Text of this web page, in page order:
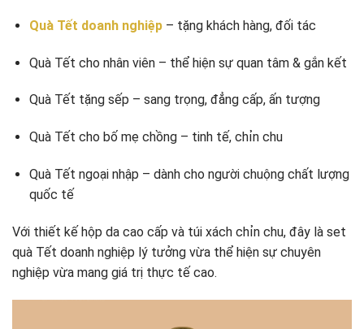
Quà Tết doanh nghiệp – tặng khách hàng, đối tác
Quà Tết cho nhân viên – thể hiện sự quan tâm & gắn kết
Quà Tết tặng sếp – sang trọng, đẳng cấp, ấn tượng
Quà Tết cho bố mẹ chồng – tinh tế, chỉn chu
Quà Tết ngoại nhập – dành cho người chuộng chất lượng
quốc tế
Với thiết kế hộp da cao cấp và túi xách chỉn chu, đây là set
quà Tết doanh nghiệp lý tưởng vừa thể hiện sự chuyên
nghiệp vừa mang giá trị thực tế cao.